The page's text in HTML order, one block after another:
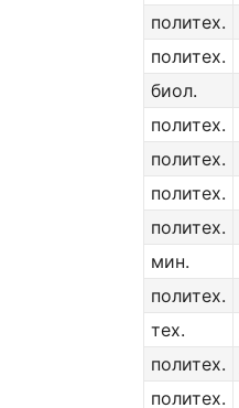
политех.
политех.
биол.
политех.
политех.
политех.
политех.
мин.
политех.
тех.
политех.
политех.